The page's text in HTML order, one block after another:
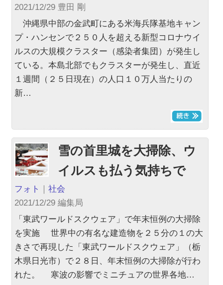
2021/12/29 豊田 剛
沖縄県中部の金武町にある米海兵隊基地キャン
プ・ハンセンで２５０人を超える新型コロナウイ
ルスの大規模クラスター（感染者集団）が発生し
ている。本島北部でもクラスターが発生し、直近
１週間（２５日現在）の人口１０万人当たりの
新…
雪の首里城を大掃除、ウ
イルスも払う気持ちで
フォト ｜社会
2021/12/29 編集局
「東武ワールドスクウェア」で年末恒例の大掃除
を実施 世界中の有名な建造物を２５分の１の大
きさで再現した「東武ワールドスクウェア」（栃
木県日光市）で２８日、年末恒例の大掃除が行わ
れた。 寒波の影響でミニチュアの世界各地…